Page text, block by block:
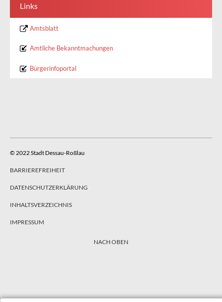
Links
Amtsblatt
Amtliche Bekanntmachungen
Bürgerinfoportal
© 2022 Stadt Dessau-Roßlau
BARRIEREFREIHEIT
DATENSCHUTZERKLÄRUNG
INHALTSVERZEICHNIS
IMPRESSUM
NACH OBEN